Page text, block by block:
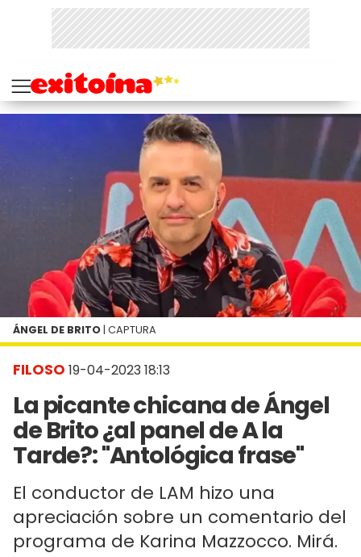
FILOSO 19-04-2023 18:13
La picante chicana de Ángel
de Brito ¿al panel de A la
Tarde?: "Antológica frase"
El conductor de LAM hizo una
apreciación sobre un comentario del
programa de Karina Mazzocco. Mirá.
ÁNGEL DE BRITO | CAPTURA